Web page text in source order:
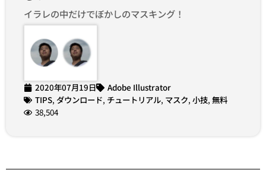
イラレの中だけでぼかしのマスキング！
2020年07月19日
Adobe Illustrator
TIPS, ダウンロード, チュートリアル, マスク, 小技, 無料
38,504